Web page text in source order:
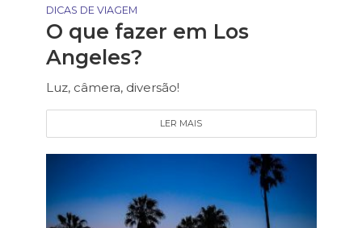
DICAS DE VIAGEM
O que fazer em Los
Angeles?
Luz, câmera, diversão!
LER MAIS